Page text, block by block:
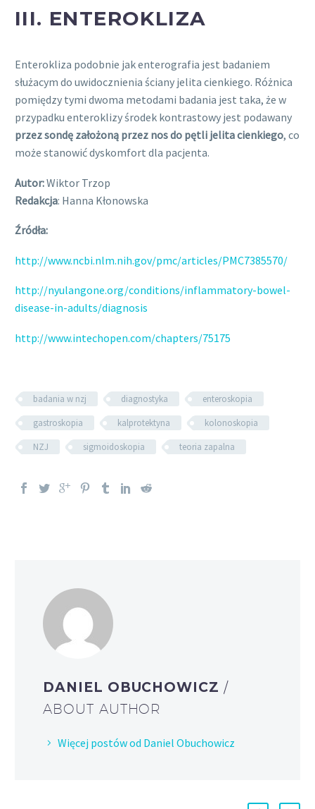
III. ENTEROKLIZA
Enterokliza podobnie jak enterografia jest badaniem
służacym do uwidocznienia ściany jelita cienkiego. Różnica
pomiędzy tymi dwoma metodami badania jest taka, że w
przypadku enteroklizy środek kontrastowy jest podawany
przez sondę założoną przez nos do pętli jelita cienkiego, co
może stanowić dyskomfort dla pacjenta.
Autor:Wiktor Trzop
Redakcja: Hanna Kłonowska
Źródła:
http://www.ncbi.nlm.nih.gov/pmc/articles/PMC7385570/
http://nyulangone.org/conditions/inflammatory-bowel-
disease-in-adults/diagnosis
http://www.intechopen.com/chapters/75175
badania w nzj diagnostyka
enteroskopia
gastroskopia
kalprotektyna
kolonoskopia
NZJ
sigmoidoskopia teoria zapalna
DANIEL OBUCHOWICZ/
ABOUT AUTHOR
Więcej postów od Daniel Obuchowicz